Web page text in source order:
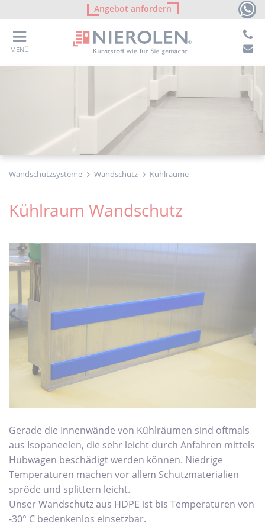
Angebot anfordern
MENÜ
Wandschutzsysteme Wandschutz Kühlräume
Kühlraum Wandschutz
Gerade die Innenwände von Kühlräumen sind oftmals
aus Isopaneelen, die sehr leicht durch Anfahren mittels
Hubwagen beschädigt werden können. Niedrige
Temperaturen machen vor allem Schutzmaterialien
spröde und splittern leicht.
Unser Wandschutz aus HDPE ist bis Temperaturen von
-30° C bedenkenlos einsetzbar.